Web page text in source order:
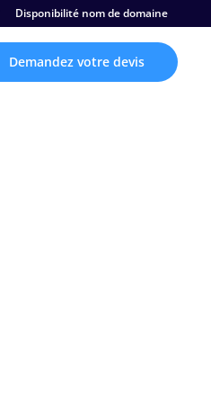
Disponibilité nom de domaine
Demandez votre devis